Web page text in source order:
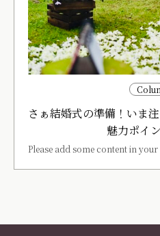
さぁ結婚式の準備！いま
魅力ポイ
Please add some content in your